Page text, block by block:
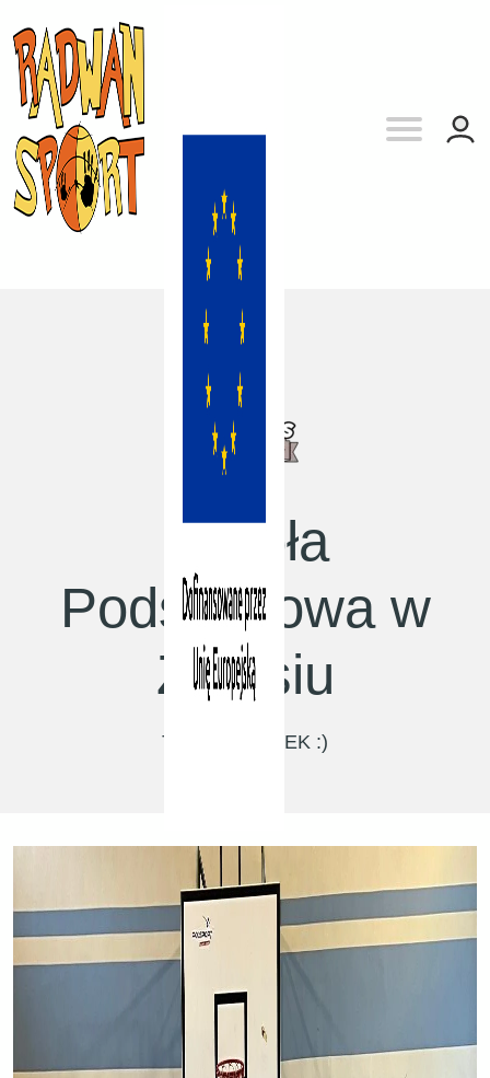
Szkoła
Podstawowa w
Zalasiu
Trener: SŁAWEK :)